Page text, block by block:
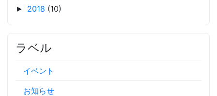
► 2018 (10)
ラベル
イベント
お知らせ